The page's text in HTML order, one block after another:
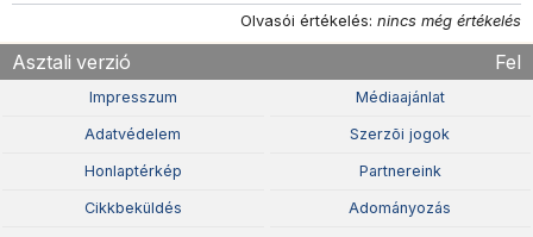
Olvasói értékelés: nincs még értékelés
Asztali verzió Fel
Impresszum Médiaajánlat
Adatvédelem Szerzõi jogok
Honlaptérkép Partnereink
Cikkbeküldés Adományozás